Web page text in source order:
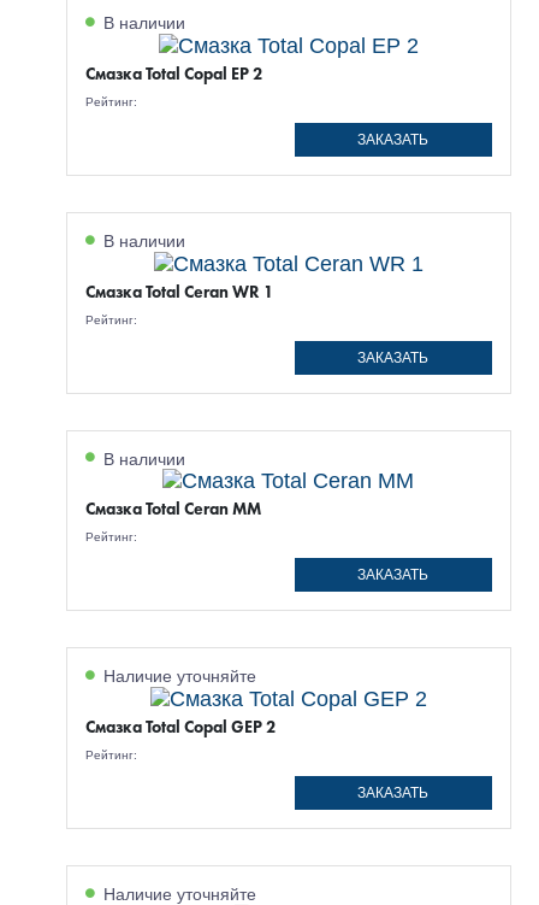
В наличии
Смазка Total Copal EP 2
Рейтинг:
ЗАКАЗАТЬ
В наличии
Смазка Total Ceran WR 1
Рейтинг:
ЗАКАЗАТЬ
В наличии
Смазка Total Ceran MM
Рейтинг:
ЗАКАЗАТЬ
Наличие уточняйте
Смазка Total Copal GEP 2
Рейтинг:
ЗАКАЗАТЬ
Наличие уточняйте